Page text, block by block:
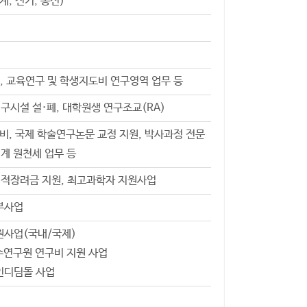
교육연구 및 학생지도비 연구영역 업무 등
시설 설·폐, 대학원생 연구조교(RA)
, 국제 학술연구논문 교정 지원, 박사과정 전문
원천세 업무 등
장려금 지원, 최고과학자 지원사업
사업
사업(국내/국제)
구원 연구비 지원 사업
디딤돌 사업